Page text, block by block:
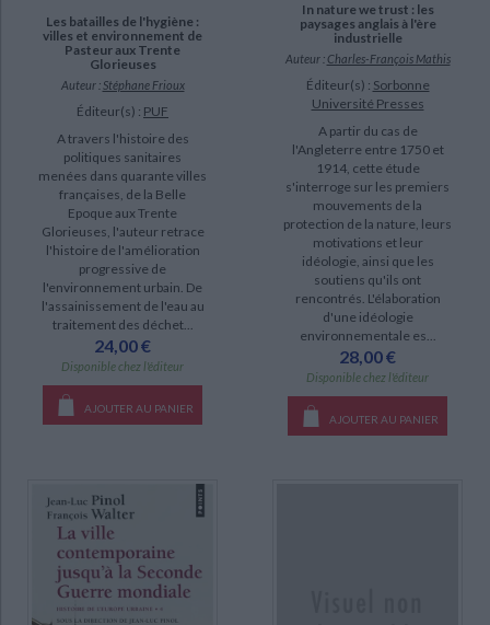
Les batailles de l'hygiène :
villes et environnement de
Pasteur aux Trente
Glorieuses
Auteur : Stéphane Frioux
Éditeur(s) : PUF
A travers l'histoire des
politiques sanitaires
menées dans quarante villes
françaises, de la Belle
Epoque aux Trente
Glorieuses, l'auteur retrace
l'histoire de l'amélioration
progressive de
l'environnement urbain. De
l'assainissement de l'eau au
traitement des déchet...
24,00 €
Disponible chez l'éditeur
AJOUTER AU PANIER
In nature we trust : les
paysages anglais à l'ère
industrielle
Auteur : Charles-François Mathis
Éditeur(s) : Sorbonne
Université Presses
A partir du cas de
l'Angleterre entre 1750 et
1914, cette étude
s'interroge sur les premiers
mouvements de la
protection de la nature, leurs
motivations et leur
idéologie, ainsi que les
soutiens qu'ils ont
rencontrés. L'élaboration
d'une idéologie
environnementale es...
28,00 €
Disponible chez l'éditeur
AJOUTER AU PANIER